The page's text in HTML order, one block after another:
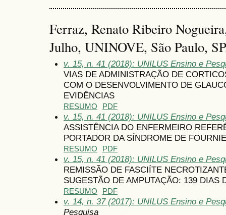
Ferraz, Renato Ribeiro
Julho, UNINOVE, São Paulo,
v. 15, n. 41 (2018): UNILUS Ensino e
VIAS DE ADMINISTRAÇÃO DE
COM O DESENVOLVIMENTO DE
EVIDÊNCIAS
RESUMO PDF
v. 15, n. 41 (2018): UNILUS Ensino e
ASSISTÊNCIA DO ENFERMEIRO
PORTADOR DA SÍNDROME DE
RESUMO PDF
v. 15, n. 41 (2018): UNILUS Ensino e
REMISSÃO DE FASCIÍTE
SUGESTÃO DE AMPUTAÇÃO: 139 DIAS
RESUMO PDF
v. 14, n. 37 (2017): UNILUS Ensino e
Pesquisa